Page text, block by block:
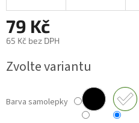
79 Kč
65 Kč bez DPH
cena:
Zvolte variantu
Barva samolepky